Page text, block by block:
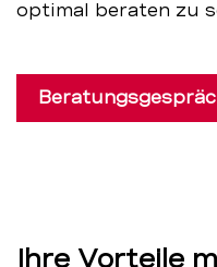
optimal beraten zu
Ihre Vorteile